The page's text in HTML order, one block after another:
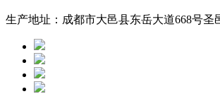
生产地址：成都市大邑县东岳大道668号圣